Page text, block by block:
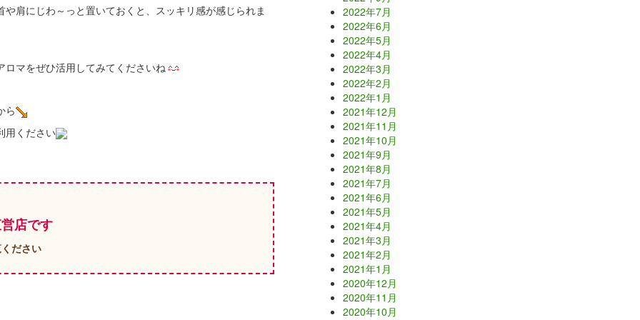
肩にじわ～っと置いておくと、スッキリ感が感じられま
マをぜひ活用してみてくださいね
ら
用ください
店です
ださい
2022年7月
2022年6月
2022年5月
2022年4月
2022年3月
2022年2月
2022年1月
2021年12月
2021年11月
2021年10月
2021年9月
2021年8月
2021年7月
2021年6月
2021年5月
2021年4月
2021年3月
2021年2月
2021年1月
2020年12月
2020年11月
2020年10月